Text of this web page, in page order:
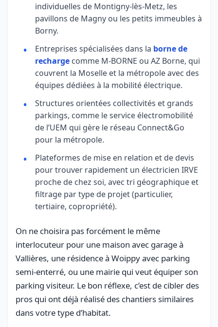
individuelles de Montigny-lès-Metz, les
pavillons de Magny ou les petits immeubles à
Borny.
Entreprises spécialisées dans la borne de
recharge comme M-BORNE ou AZ Borne, qui
couvrent la Moselle et la métropole avec des
équipes dédiées à la mobilité électrique.
Structures orientées collectivités et grands
parkings, comme le service électromobilité
de l’UEM qui gère le réseau Connect&Go
pour la métropole.
Plateformes de mise en relation et de devis
pour trouver rapidement un électricien IRVE
proche de chez soi, avec tri géographique et
filtrage par type de projet (particulier,
tertiaire, copropriété).
On ne choisira pas forcément le même
interlocuteur pour une maison avec garage à
Vallières, une résidence à Woippy avec parking
semi-enterré, ou une mairie qui veut équiper son
parking visiteur. Le bon réflexe, c’est de cibler des
pros qui ont déjà réalisé des chantiers similaires
dans votre type d’habitat.